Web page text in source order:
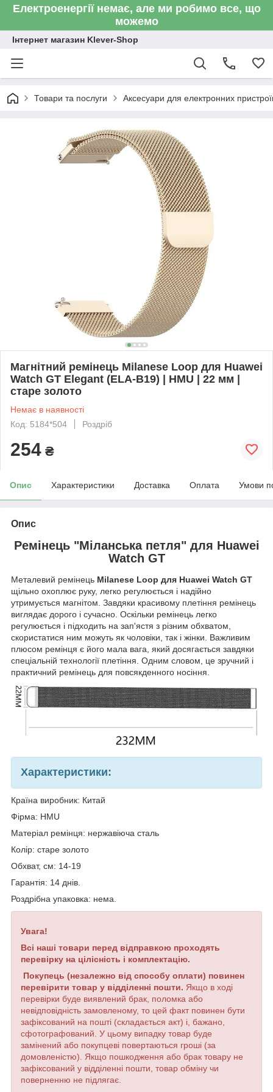
Електроенергії немає, але ми робимо все, що
можемо
Інтернет магазин Klever-Shop
Товари та послуги Аксесуари для електронних
Магнітний ремінець Milanese Loop для Huawei
Watch GT Elegant (ELA-B19) | HMU | 22 мм |
старе золото
Немає в наявності
Код: 5184*504
Роздріб
254 ₴
Опис Характеристики Доставка Оплата Умови
Опис
Ремінець "Міланська петля" для Huawei
Watch GT
Металевий ремінець Milanese Loop для Huawei Watch GT
щільно охоплює руку, легко регулюється і надійно
утримується магнітом. Завдяки красивому плетіння ремінець
виглядає дорого і сучасно. Оскільки ремінець легко
регулюється і підходить на зап'ястя з різним обхватом,
скористатися ним можуть як чоловіки, так і жінки. Важливим
плюсом ремінця є його мала вага, який досягається завдяки
спеціальній технології плетіння. Одним словом, це зручний і
практичний ремінець для повсякденного носіння.
Характеристики:
Країна виробник: Китай
Фірма: HMU
Матеріал ремінця: нержавіюча сталь
Колір: старе золото
Обхват, см: 14-19
Гарантія: 14 днів.
Роздрібна упаковка: нема.
Увага!
Всі наші товари перед відправкою проходять
перевірку на цілісність і комплектацію.
Покупець (незалежно від способу оплати) повинен
перевірити товар у відділенні пошти. Якщо в ході
перевірки буде виявлений брак, поломка або
невідповідність замовленому, то цей факт повинен бути
зафіксований на пошті (складається акт) і, бажано,
сфотографований. У цьому випадку товар буде
замінений або покупцеві повертаються гроші (за
домовленістю). Якщо пошкодження або брак товару не
зафіксований у відділенні пошти, товар обміну чи
поверненню не підлягає.